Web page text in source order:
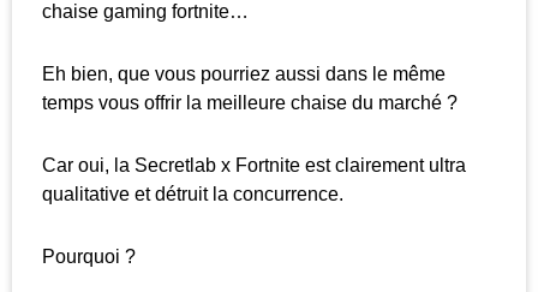
chaise gaming fortnite…
Eh bien, que vous pourriez aussi dans le même
temps vous offrir la meilleure chaise du marché ?
Car oui, la Secretlab x Fortnite est clairement ultra
qualitative et détruit la concurrence.
Pourquoi ?